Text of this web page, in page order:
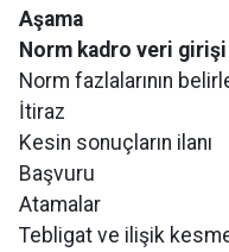
Aşama
Norm kadro veri girişi
Norm fazlalarının
İtiraz
Kesin sonuçların ilanı
Başvuru
Atamalar
Tebligat ve ilişik